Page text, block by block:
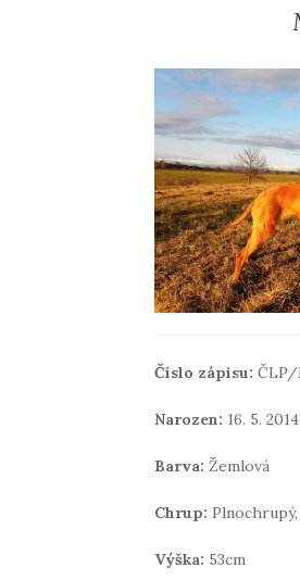
Číslo zápisu: ČLP/
Narozen: 16. 5. 2014
Barva: Žemlová
Chrup:
Výška: 53cm